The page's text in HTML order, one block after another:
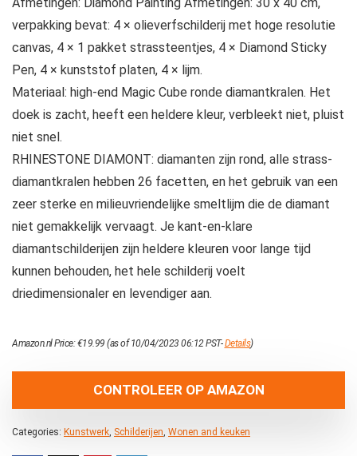
verpakking bevat: 4 × olieverfschilderij met hoge resolutie
canvas, 4 × 1 pakket strassteentjes, 4 × Diamond Sticky
Pen, 4 × kunststof platen, 4 × lijm.
Materiaal: high-end Magic Cube ronde diamantkralen. Het
doek is zacht, heeft een heldere kleur, verbleekt niet, pluist
niet snel.
RHINESTONE DIAMONT: diamanten zijn rond, alle strass-
diamantkralen hebben 26 facetten, en het gebruik van een
zeer sterke en milieuvriendelijke smeltlijm die de diamant
niet gemakkelijk vervaagt. Je kant-en-klare
diamantschilderijen zijn heldere kleuren voor lange tijd
kunnen behouden, het hele schilderij voelt
driedimensionaler en levendiger aan.
Amazon.nl Price:€19.99 (as of 10/04/2023 06:12 PST-Details)
CONTROLEER OP AMAZON
Categories: Kunstwerk Schilderijen Wonen and keuken